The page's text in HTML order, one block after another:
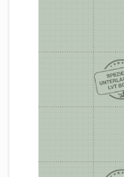
Кварцевый ламинат
Подложка под